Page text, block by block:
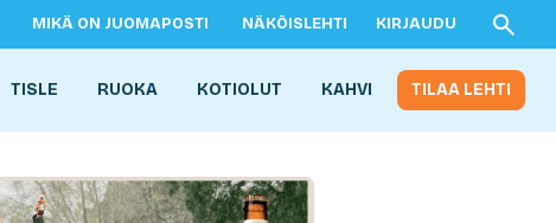
MIKÄ ON JUOMAPOSTI NÄKÖISLEHTI KIRJAUDU
TISLE RUOKA KOTIOLUT KAHVI TILAA LEHTI